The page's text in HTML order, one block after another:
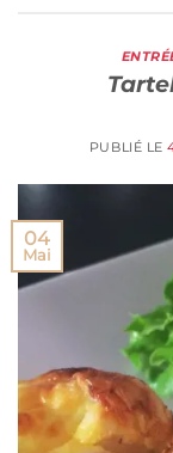
PUBLIÉ LE
04
Mai